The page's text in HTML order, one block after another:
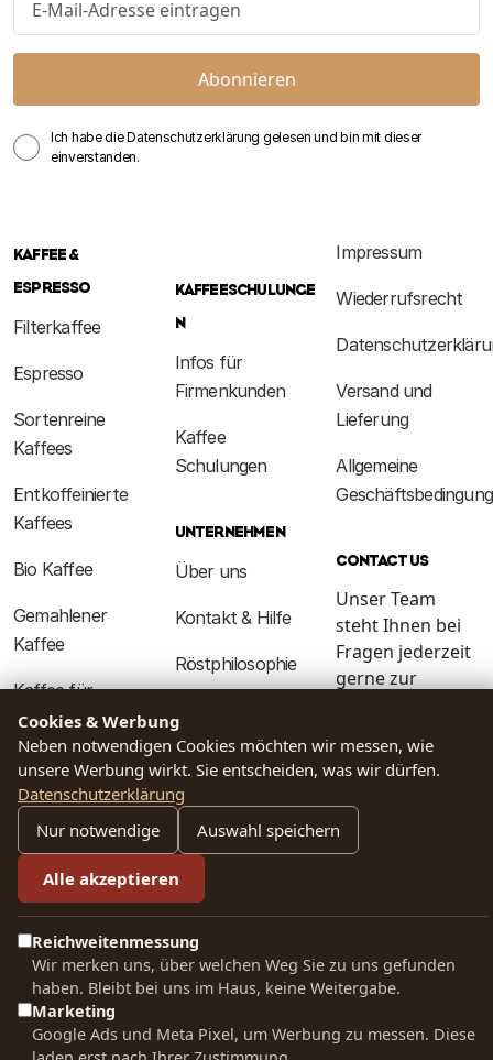
Abonnieren
Ich habe die Datenschutzerklärung gelesen und bin mit dieser
einverstanden.
KAFFEE &
ESPRESSO
Filterkaffee
Espresso
Sortenreine
Kaffees
Entkoffeinierte
Kaffees
Bio Kaffee
Gemahlener
Kaffee
Kaffee für
Espresso Machine
WEITERE
Tee
Kakao
Zubehör
Baristakurs
Kaffeeerlebnis
KAFFEESCHULUNGE
N
Infos für
Firmenkunden
Kaffee
Schulungen
UNTERNEHMEN
Über uns
Kontakt & Hilfe
Röstphilosophie
KAFFEE-BLOG
Anleitung für
French Press
Anleitung für
Handfilter
Kaffeewissen
RECHTLICHES
Impressum
Wiederrufsrecht
Versand und
Lieferung
Allgemeine
CONTACT US
Unser Team
steht Ihnen bei
Fragen jederzeit
gerne zur
0511 310 104 50
SOCIAL MEDIA
Cookies & Werbung
Neben notwendigen Cookies möchten wir messen, wie
unsere Werbung wirkt. Sie entscheiden, was wir dürfen.
Datenschutzerklärung
Nur notwendige
Auswahl speichern
Alle akzeptieren
Reichweitenmessung
Wir merken uns, über welchen Weg Sie zu uns gefunden
haben. Bleibt bei uns im Haus, keine Weitergabe.
Marketing
Google Ads und Meta Pixel, um Werbung zu messen. Diese